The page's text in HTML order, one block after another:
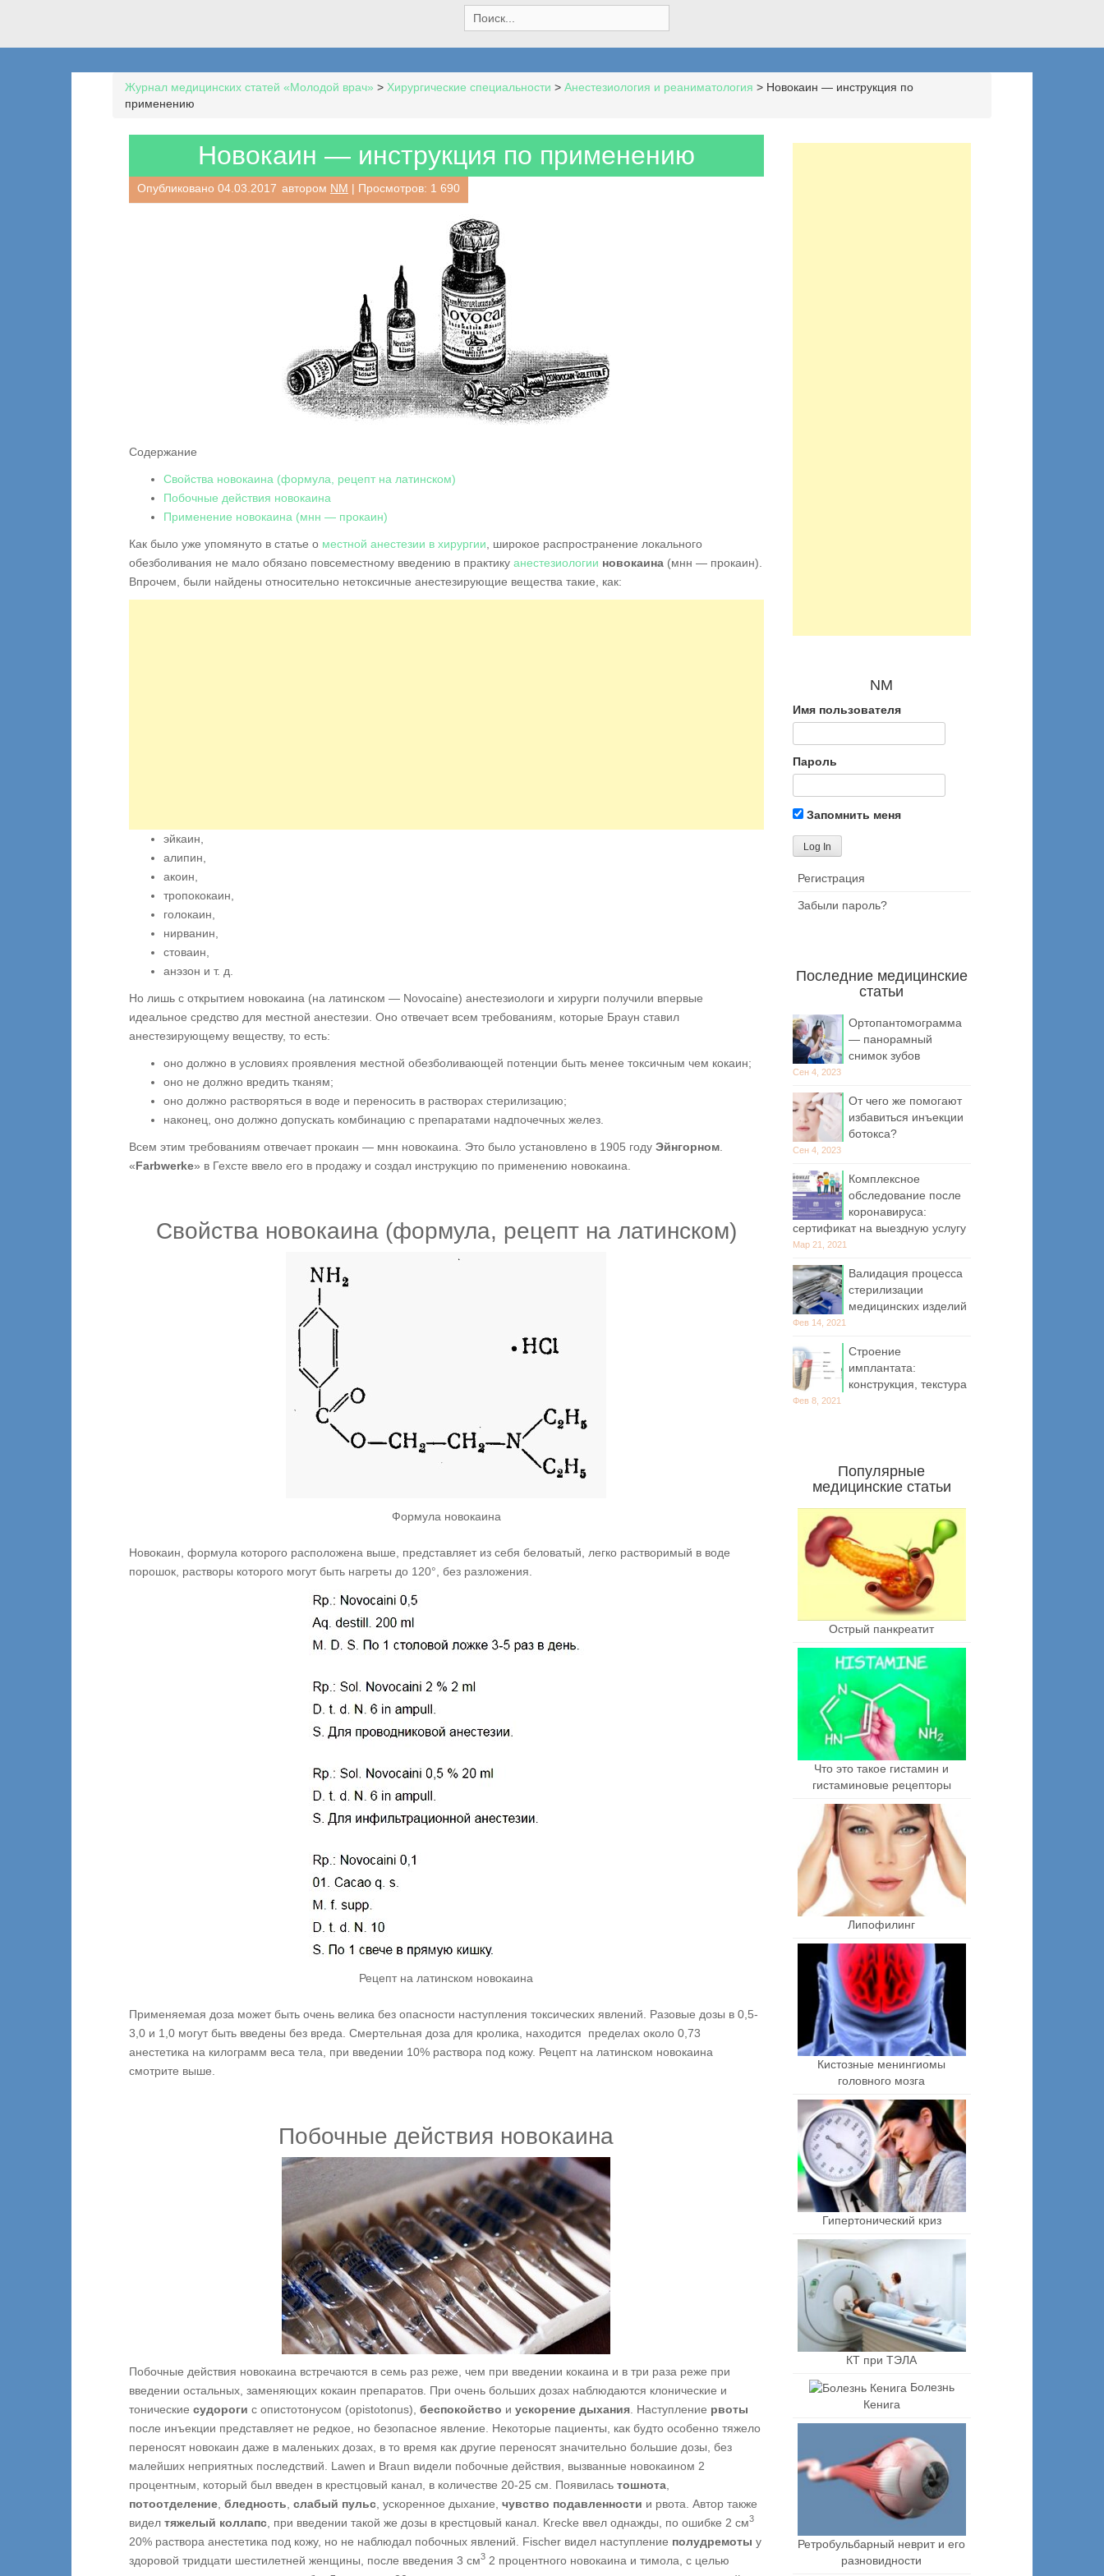
e
a
h
:
Журнал медицинских статей «Молодой врач» > Хирургические специальности > Анестезиология и реаниматология > Новокаин — инструкция по
применению
Новокаин — инструкция по применению
Опубликовано 04.03.2017 автором NM | Просмотров: 1 690
Содержание
Свойства новокаина (формула, рецепт на латинском)
Побочные действия новокаина
Применение новокаина (мнн — прокаин)
Как было уже упомянуто в статье о местной анестезии в хирургии , широкое распространение локального
обезболивания не мало обязано повсеместному введению в практику анестезиологии новокаина (мнн — прокаин).
Впрочем, были найдены относительно нетоксичные анестезирующие вещества такие, как:
эйкаин,
алипин,
акоин,
тропококаин,
голокаин,
нирванин,
стоваин,
анэзон и т. д.
Но лишь с открытием новокаина (на латинском — Novocaine) анестезиологи и хирурги получили впервые
идеальное средство для местной анестезии. Оно отвечает всем требованиям, которые Браун ставил
анестезирующему веществу, то есть:
оно должно в условиях проявления местной обезболивающей потенции быть менее токсичным чем кокаин;
оно не должно вредить тканям;
оно должно растворяться в воде и переносить в растворах стерилизацию;
наконец, оно должно допускать комбинацию с препаратами надпочечных желез.
Всем этим требованиям отвечает прокаин — мнн новокаина. Это было установлено в 1905 году Эйнгорном
«Farbwerke» в Гехсте ввело его в продажу и создал инструкцию по применению новокаина.
Свойства новокаина (формула, рецепт на латинском)
Формула новокаина
Новокаин, формула которого расположена выше, представляет из себя беловатый, легко растворимый в воде
порошок, растворы которого могут быть нагреты до 120°, без разложения.
Рецепт на латинском новокаина
Применяемая доза может быть очень велика без опасности наступления токсических явлений. Разовые дозы в 0,5-
3,0 и 1,0 могут быть введены без вреда. Смертельная доза для кролика, находится пределах около 0,73
анестетика на килограмм веса тела, при введении 10% раствора под кожу. Рецепт на латинском новокаина
смотрите выше.
Побочные действия новокаина
Побочные действия новокаина встречаются в семь раз реже, чем при введении кокаина и в три раза реже при
введении остальных, заменяющих кокаин препаратов. При очень больших дозах наблюдаются клонические и
тонические судороги с опистотонусом (opistotonus), беспокойство и ускорение дыхания . Наступление рвоты
после инъекции представляет не редкое, но безопасное явление. Некоторые пациенты, как будто особенно тяжело
переносят новокаин даже в маленьких дозах, в то время как другие переносят значительно большие дозы, без
малейших неприятных последствий. Lawen и Braun видели побочные действия, вызванные новокаином 2
процентным, который был введен в крестцовый канал, в количестве 20-25 см. Появилась тошнота
потоотделение бледность слабый пульс , ускоренное дыхание, чувство подавленности и рвота. Автор также
видел тяжелый коллапс , при введении такой же дозы в крестцовый канал. Krecke ввел однажды, по ошибке 2 см3
20% раствора анестетика под кожу, но не наблюдал побочных явлений. Fischer видел наступление полудремоты у
здоровой тридцати шестилетней женщины, после введения 3 см3 2 процентного новокаина и тимола, с целью
NM
Имя пользователя
Пароль
Запомнить меня
Регистрация
Забыли пароль?
Последние медицинские
статьи
Ортопантомограмма
— панорамный
снимок зубов
Сен 4, 2023
От чего же помогают
избавиться инъекции
ботокса?
Сен 4, 2023
Комплексное
обследование после
коронавируса:
сертификат на выездную услугу
Мар 21, 2021
Валидация процесса
стерилизации
медицинских изделий
Фев 14, 2021
Строение
имплантата:
конструкция, текстура
Фев 8, 2021
Популярные
медицинские статьи
Острый панкреатит
Что это такое гистамин и
гистаминовые рецепторы
Липофилинг
Кистозные менингиомы
головного мозга
Гипертонический криз
КТ при ТЭЛА
Болезнь
Кенига
Ретробульбарный неврит и его
разновидности